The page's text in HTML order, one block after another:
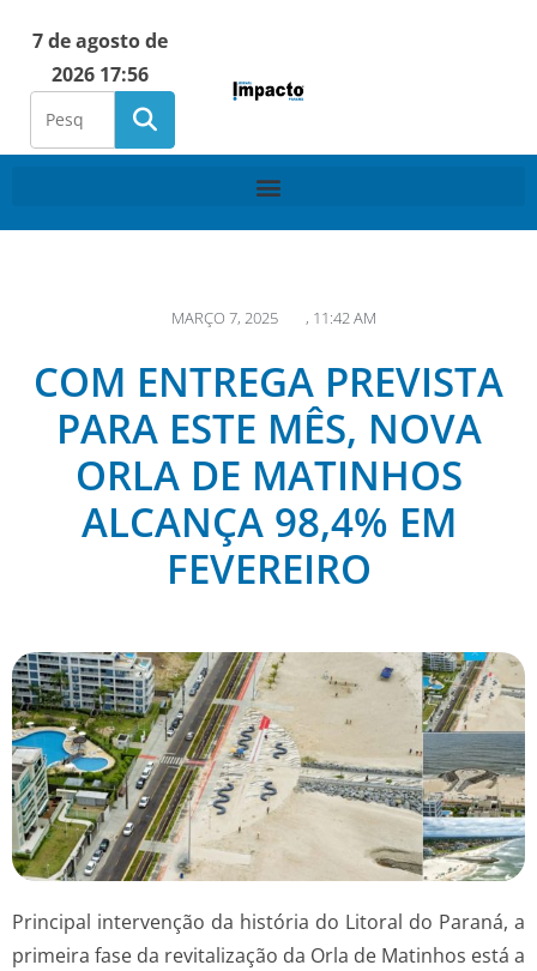
7 de agosto de
2026 17:56
MARÇO 7, 2025 , 11:42 AM
COM ENTREGA PREVISTA
PARA ESTE MÊS, NOVA
ORLA DE MATINHOS
ALCANÇA 98,4% EM
FEVEREIRO
Principal intervenção da história do Litoral do Paraná, a
primeira fase da revitalização da Orla de Matinhos está a